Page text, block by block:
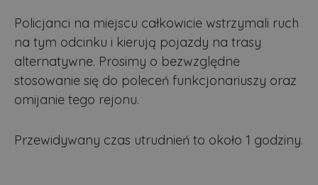
Policjanci na miejscu całkowicie wstrzymali ruch
na tym odcinku i kierują pojazdy na trasy
alternatywne. Prosimy o bezwzględne
stosowanie się do poleceń funkcjonariuszy oraz
omijanie tego rejonu.
Przewidywany czas utrudnień to około 1 godziny.